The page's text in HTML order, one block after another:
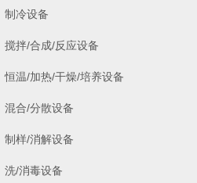
制冷设备
搅拌/合成/反应设备
恒温/加热/干燥/培养设备
混合/分散设备
制样/消解设备
洗/消毒设备